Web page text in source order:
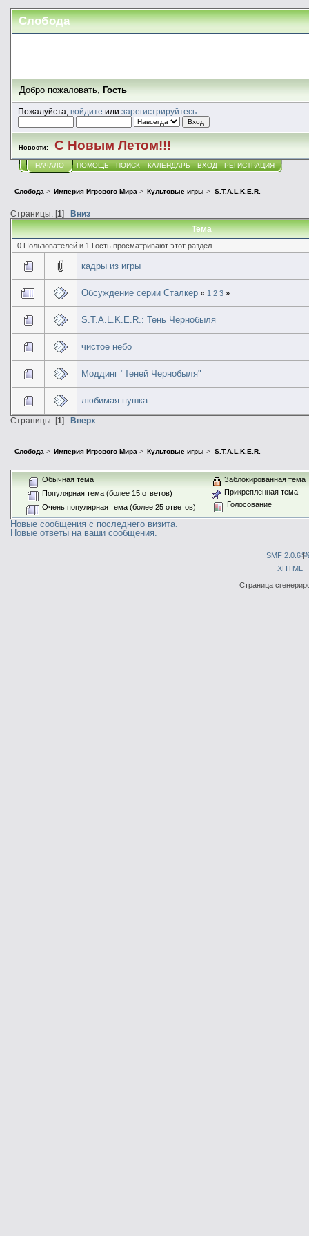
Слобода
Добро пожаловать,Гость
Пожалуйста, войдите или зарегистрируйтесь.
Новости: С Новым Летом!!!
НАЧАЛО ПОМОЩЬ ПОИСК КАЛЕНДАРЬ ВХОД РЕГИСТРАЦИЯ
Слобода > Империя Игрового Мира > Культовые игры > S.T.A.L.K.E.R.
Страницы: [1] Вниз
Тема
0 Пользователей и 1 Гость просматривают этот раздел.
кадры из игры
Обсуждение серии Сталкер « 1 2 3 »
S.T.A.L.K.E.R.: Тень Чернобыля
чистое небо
Моддинг "Теней Чернобыля"
любимая пушка
Страницы: [1] Вверх
Слобода > Империя Игрового Мира > Культовые игры > S.T.A.L.K.E.R.
Обычная тема
Популярная тема (более 15 ответов)
Очень популярная тема (более 25 ответов)
Заблокированная тема
Прикрепленная тема
Голосование
Новые сообщения с последнего визита.
Новые ответы на ваши сообщения.
SMF 2.0.6|
XHTML
Страница